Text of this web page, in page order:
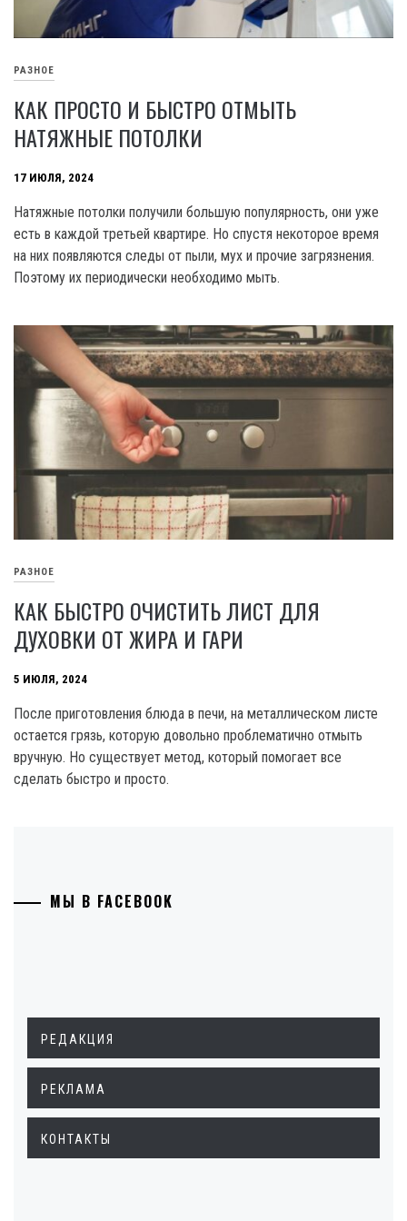
РАЗНОЕ
КАК ПРОСТО И БЫСТРО ОТМЫТЬ
НАТЯЖНЫЕ ПОТОЛКИ
17 ИЮЛЯ, 2024
Натяжные потолки получили большую популярность, они уже
есть в каждой третьей квартире. Но спустя некоторое время
на них появляются следы от пыли, мух и прочие загрязнения.
Поэтому их периодически необходимо мыть.
РАЗНОЕ
КАК БЫСТРО ОЧИСТИТЬ ЛИСТ ДЛЯ
ДУХОВКИ ОТ ЖИРА И ГАРИ
5 ИЮЛЯ, 2024
После приготовления блюда в печи, на металлическом листе
остается грязь, которую довольно проблематично отмыть
вручную. Но существует метод, который помогает все
сделать быстро и просто.
МЫ В FACEBOOK
РЕДАКЦИЯ
РЕКЛАМА
КОНТАКТЫ